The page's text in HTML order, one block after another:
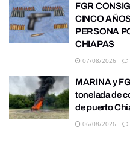
FGR
CINCO
PERSONA
CHIAPAS
07/08/2026
MARINA y
tonelada de
de puerto
06/08/2026